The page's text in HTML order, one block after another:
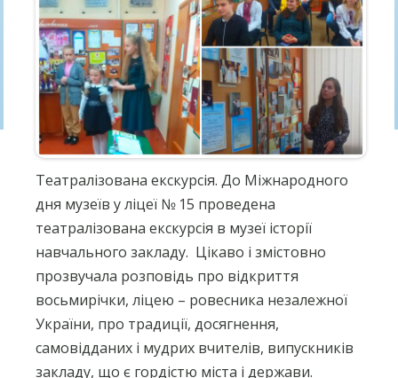
Театралізована екскурсія. До Міжнародного
дня музеїв у ліцеї № 15 проведена
театралізована екскурсія в музеї історії
навчального закладу. Цікаво і змістовно
прозвучала розповідь про відкриття
восьмирічки, ліцею – ровесника незалежної
України, про традиції, досягнення,
самовідданих і мудрих вчителів, випускників
закладу, що є гордістю міста і держави.